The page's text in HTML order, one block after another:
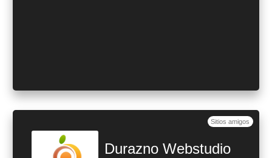
Sitios amigos
Durazno Webstudio